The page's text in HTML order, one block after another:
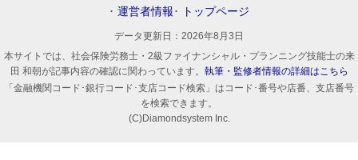
運営者情報
トップページ
データ更新日： 2026年8月3日
本サイトでは、社会保険労務士・2級ファイナンシャル・プランニング技能士の来
田 和朝が記事内容の確認に関わっています。 執筆・監修者情報の詳細はこちら
「金融機関コード･銀行コード･支店コード検索」はコード･番号や店番、支店番号
を検索できます。
(C)Diamondsystem Inc.